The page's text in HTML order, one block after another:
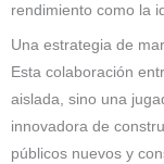
rendimiento como la
Una estrategia de
Esta colaboración
aislada, sino una
innovadora de
públicos nuevos y